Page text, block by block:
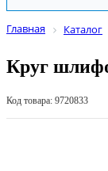
Главная Каталог
Круг
Код товара: 9720833